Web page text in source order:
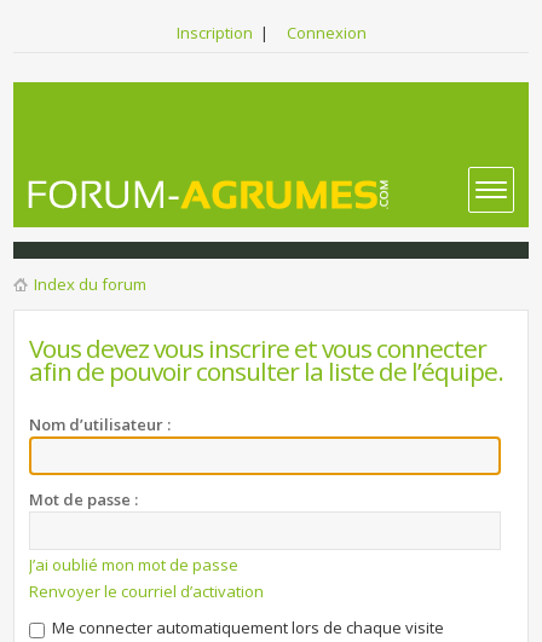
Inscription | Connexion
Index du forum
Vous devez vous inscrire et vous connecter
afin de pouvoir consulter la liste de l’équipe.
Nom d’utilisateur :
Mot de passe :
J’ai oublié mon mot de passe
Renvoyer le courriel d’activation
Me connecter automatiquement lors de chaque visite